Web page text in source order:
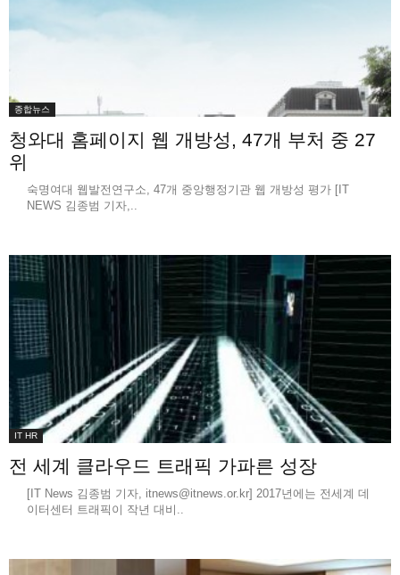
종합뉴스
청와대 홈페이지 웹 개방성, 47개 부처 중 27
위
숙명여대 웹발전연구소, 47개 중앙행정기관 웹 개방성 평가 [IT
NEWS 김종범 기자,..
IT HR
전 세계 클라우드 트래픽 가파른 성장
[IT News 김종범 기자, itnews@itnews.or.kr] 2017년에는 전세계 데
이터센터 트래픽이 작년 대비..